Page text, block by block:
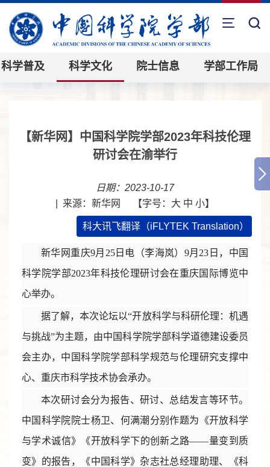
科学普及 科学文化 院士信息 学部工作局
【新华网】中国科学院学部2023年科技伦理
研讨会在渝举行
日期：2023-10-17
来源：新华网 【字号： 大 中 小】
科大讯飞翻译（iFLYTEK Translation）
新华网重庆9月25日电（李海岚）9月23日，中国
科学院学部2023年科技伦理研讨会在重庆国际博览中
心举办。
据了解，本次论坛以“开放科学与科研伦理：机遇
与挑战”为主题，由中国科学院学部科学道德建设委员
会主办，中国科学院学部科学规范与伦理研究支撑中
心、重庆市科学技术协会承办。
本次研讨会分为报告、研讨、总结发言等环节。
中国科学院院士杨卫、何满潮分别作题为《开放科学
与学术诚信》《开放科学下的创新之路——量变到质
变》的报告，《中国科学》杂志社总经理助理、《科